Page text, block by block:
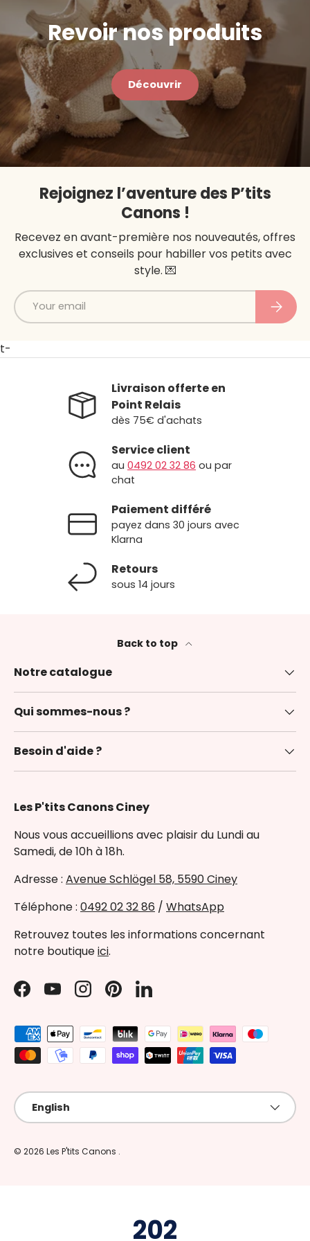
Toutes les transactions sont sécurisées.
Revoir nos produits
Découvrir
Rejoignez l’aventure des P’tits
Canons !
Recevez en avant-première nos nouveautés, offres
exclusives et conseils pour habiller vos petits avec
style. 💌
Email
t-
Livraison offerte en
Point Relais
dès 75€ d'achats
Service client
au 0492 02 32 86 ou par
chat
Paiement différé
payez dans 30 jours avec
Klarna
Retours
sous 14 jours
Back to top
Notre catalogue
Qui sommes-nous ?
Besoin d'aide ?
Les P'tits Canons Ciney
Nous vous accueillions avec plaisir du Lundi au
Samedi, de 10h à 18h.
Adresse : Avenue Schlögel 58, 5590 Ciney
Téléphone : 0492 02 32 86 / WhatsApp
Retrouvez toutes les informations concernant
notre boutiqueici.
Facebook
YouTubeInstagram
PinterestLinkedIn
Payment methods accepted
Language
English
© 2026 Les P'tits Canons .